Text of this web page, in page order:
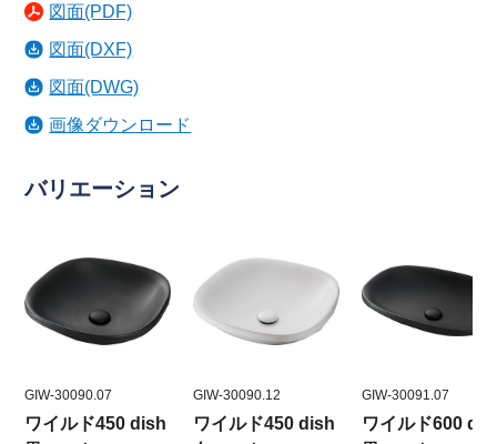
図面(PDF)
図面(DXF)
図面(DWG)
画像ダウンロード
バリエーション
GIW-30090.07
ワイルド450 dish
GIW-30090.12
ワイルド450 dish
GIW-30091.07
ワイルド600